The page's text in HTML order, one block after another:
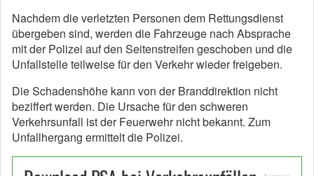
Nachdem die verletzten Personen dem Rettungsdienst
übergeben sind, werden die Fahrzeuge nach Absprache
mit der Polizei auf den Seitenstreifen geschoben und die
Unfallstelle teilweise für den Verkehr wieder freigeben.
Die Schadenshöhe kann von der Branddirektion nicht
beziffert werden. Die Ursache für den schweren
Verkehrsunfall ist der Feuerwehr nicht bekannt. Zum
Unfallhergang ermittelt die Polizei.